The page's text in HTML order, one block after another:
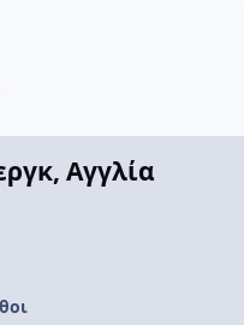
carousel slide
carousel slide
Αγγλία